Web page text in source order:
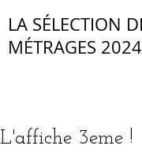
LA SÉLECTION
MÉTRAGES 2024
L'affiche 3eme !